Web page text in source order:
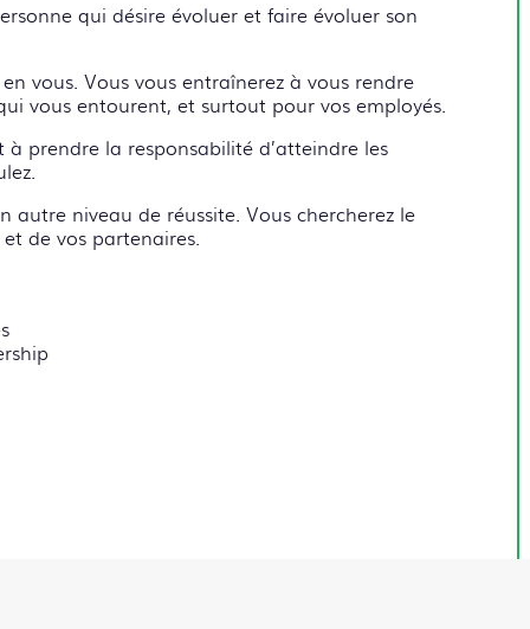
qui désire évoluer et faire évoluer son
vous. Vous vous entraînerez à vous rendre
vous entourent, et surtout pour vos employés.
prendre la responsabilité d’atteindre les
niveau de réussite. Vous chercherez le
de vos partenaires.